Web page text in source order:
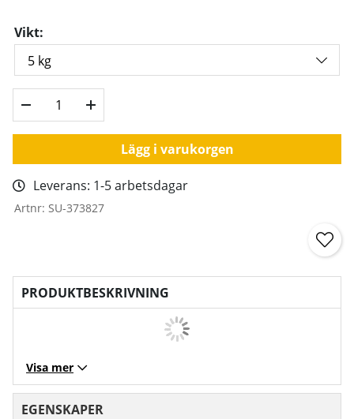
Vikt:
Lägg i varukorgen
Leverans: 1-5 arbetsdagar
Artnr: SU-373827
PRODUKTBESKRIVNING
Visa mer
EGENSKAPER